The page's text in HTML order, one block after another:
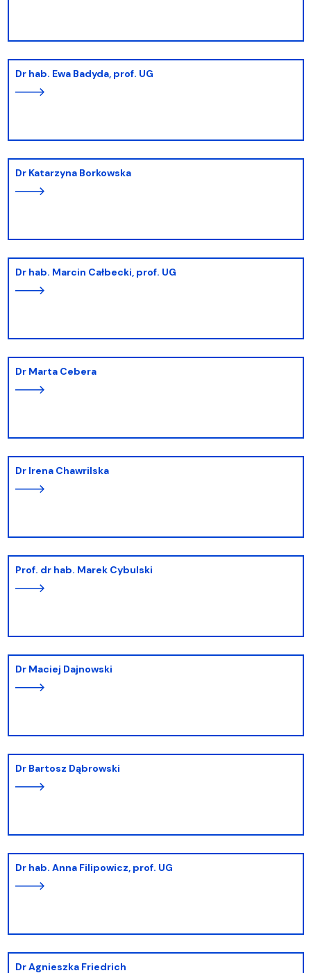
dr hab. Ewa Badyda, prof. UG
dr Katarzyna Borkowska
dr hab. Marcin Całbecki, prof. UG
dr Marta Cebera
dr Irena Chawrilska
prof. dr hab. Marek Cybulski
dr Maciej Dajnowski
dr Bartosz Dąbrowski
dr hab. Anna Filipowicz, prof. UG
dr Agnieszka Friedrich